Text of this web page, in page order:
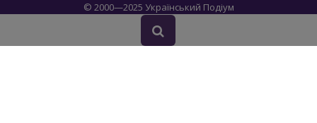
© 2000—2025 Український Подіум